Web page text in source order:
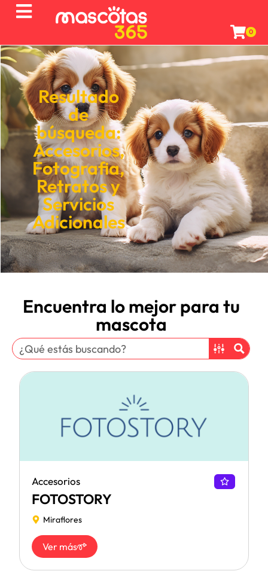
0
Resultado
de
búsqueda:
Accesorios,
Fotografia,
Retratosy
Servicios
Adicionales
Encuentra lo mejor para tu
mascota
Accesorios
FOTOSTORY
Miraflores
Ver más